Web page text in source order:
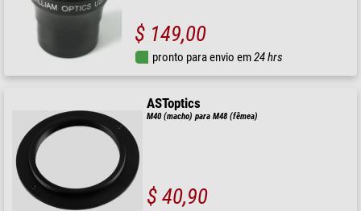
$ 149,00
pronto para envio em24 hrs
ASToptics
M40 (macho) para M48 (fêmea)
$ 40,90